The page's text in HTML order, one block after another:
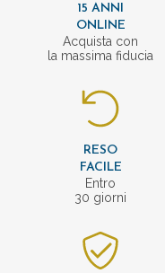
15 ANNI
ONLINE
Acquista con
la massima fiducia
RESO
FACILE
Entro
30 giorni